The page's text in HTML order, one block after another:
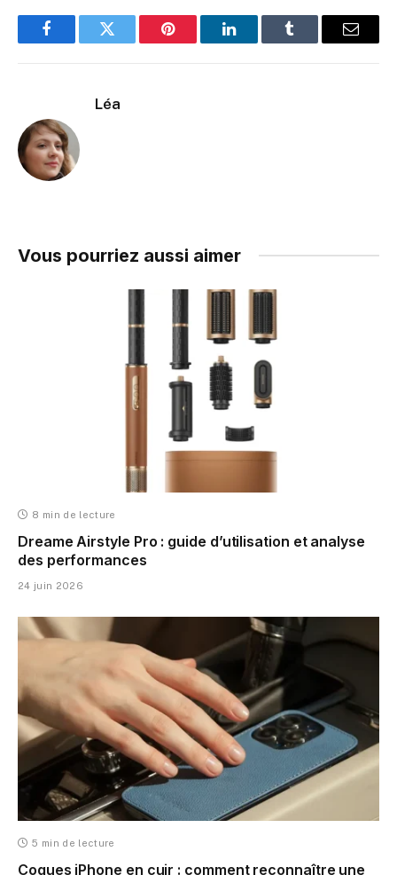
FacebookTwitter Pinterest LinkedInTumblr Email
Léa
Vous pourriez aussi aimer
8 min de lecture
Dreame Airstyle Pro : guide d’utilisation et analyse
des performances
24 juin 2026
5 min de lecture
Coques iPhone en cuir : comment reconnaître une